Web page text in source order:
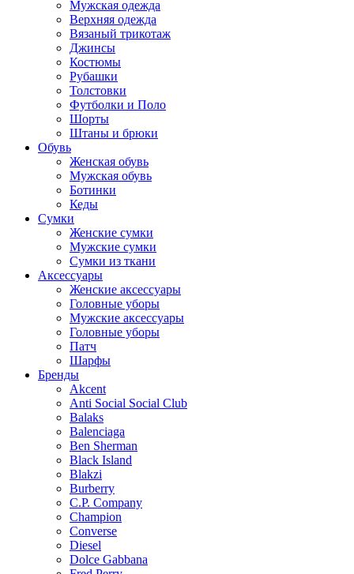
Мужская одежда
Верхняя одежда
Вязаный трикотаж
Джинсы
Костюмы
Рубашки
Толстовки
Футболки и Поло
Шорты
Штаны и брюки
Обувь
Женская обувь
Мужская обувь
Ботинки
Кеды
Сумки
Женские сумки
Мужские сумки
Сумки из ткани
Аксессуары
Женские аксессуары
Головные уборы
Мужские аксессуары
Головные уборы
Патч
Шарфы
Бренды
Akcent
Anti Social Social Club
Balaks
Balenciaga
Ben Sherman
Black Island
Blakzi
Burberry
C.P. Company
Champion
Converse
Diesel
Dolce Gabbana